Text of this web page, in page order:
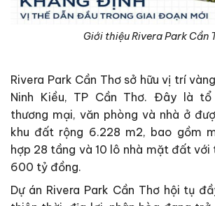
Giới thiệu Rivera Park Cần
Rivera Park Cần Thơ sở hữu vị trí
Ninh Kiều, TP Cần Thơ. Đây là
thương mại, văn phòng và nhà ở
khu đất rộng 6.228 m2, bao gồm
hợp 28 tầng và 10 lô nhà mặt đất
600 tỷ đồng.
Dự án Rivera Park Cần Thơ hội tụ